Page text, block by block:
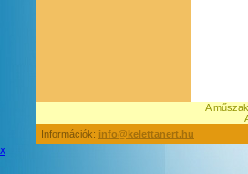
A
Információk: info@kelettanert.hu
x